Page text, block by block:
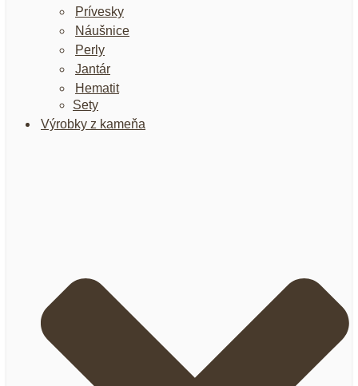
Prívesky
Náušnice
Perly
Jantár
Hematit
Sety
Výrobky z kameňa